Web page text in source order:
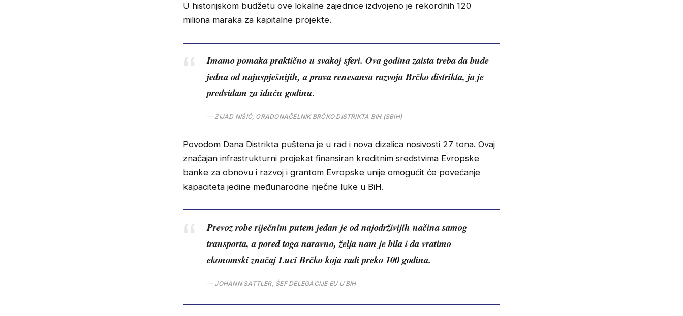
U historijskom budžetu ove lokalne zajednice izdvojeno je rekordnih 120
miliona maraka za kapitalne projekte.
Imamo pomaka praktično u svakoj sferi. Ova godina zaista treba da bude
jedna od najuspješnijih, a prava renesansa razvoja Brčko distrikta, ja je
predviđam za iduću godinu.
ZIJAD NIŠIĆ, GRADONAČELNIK BRČKO DISTRIKTA BIH (SBIH)
Povodom Dana Distrikta puštena je u rad i nova dizalica nosivosti 27 tona. Ovaj
značajan infrastrukturni projekat finansiran kreditnim sredstvima Evropske
banke za obnovu i razvoj i grantom Evropske unije omogućit će povećanje
kapaciteta jedine međunarodne riječne luke u BiH.
Prevoz robe riječnim putem jedan je od najodrživijih načina samog
transporta, a pored toga naravno, želja nam je bila i da vratimo
ekonomski značaj Luci Brčko koja radi preko 100 godina.
JOHANN SATTLER, ŠEF DELEGACIJE EU U BIH